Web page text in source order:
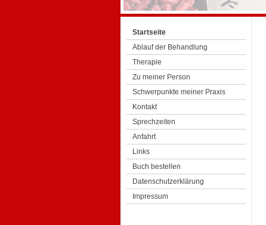
Startseite
Ablauf der Behandlung
Therapie
Zu meiner Person
Schwerpunkte meiner Praxis
Kontakt
Sprechzeiten
Anfahrt
Links
Buch bestellen
Datenschutzerklärung
Impressum